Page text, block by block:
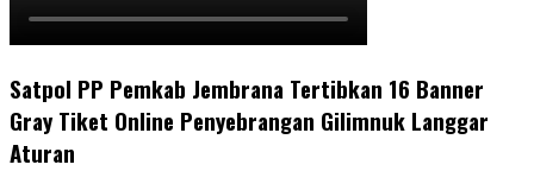
Satpol PP Pemkab Jembrana Tertibkan 16 Banner
Gray Tiket Online Penyebrangan Gilimnuk Langgar
Aturan